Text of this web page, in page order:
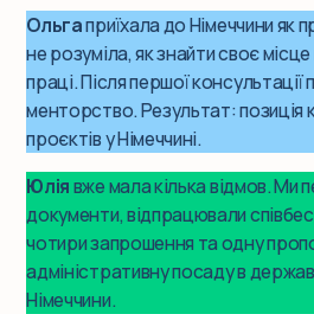
Ольгаприїхала до Німеччини як
не розуміла, як знайти своє
праці. Після першої
менторство. Результат:
проєктів у Німеччині.
Юліявже мала кілька відмов. Ми
документи, відпрацювали
чотири запрошення та одну
адміністративну посаду в
Німеччини.